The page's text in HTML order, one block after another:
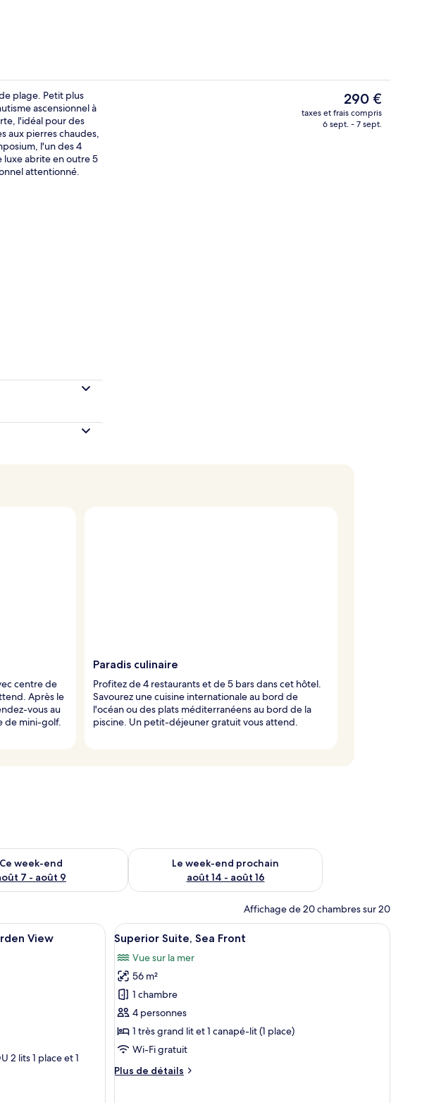
Terrasse/Patio Piscine couverte, 2 piscines
plage. Petit plus
ascensionnel à
l'idéal pour des
aux pierres chaudes,
l'un des 4
luxe abrite en outre 5
attentionné.
Le
prix
actuel
290 €
taxes et frais compris
6 sept. - 7 sept.
centre de
Après le
vous au
de mini-golf.
Paradis culinaire
Profitez de 4 restaurants et de 5 bars dans cet hôtel.
Savourez une cuisine internationale au bord de
l'océan ou des plats méditerranéens au bord de la
piscine. Un petit-déjeuner gratuit vous attend.
Ce week-end
7 - août 9
pour ce week-end août 7 - août 9
Le week-end prochain
août 14 - août 16
Vérifier la disponibilité pour le week-end prochain août 14 -
Affichage de 20 chambres sur 20
Wi-Fi gratuit
forts dans les chambres, rideaux occultants, Wi-Fi gratuit
View
2 lits 1 place et 1
Afficher
toutes
les
photos
pour
ce
type
de
chambre :
Superior
Une chambre à coucher comprenant un lit,
12
Superior Suite, Sea Front
Vue sur la mer
56 m²
1 chambre
4 personnes
1 très grand lit et 1 canapé-lit (1 place)
Wi-Fi gratuit
Plus de détails
Plus